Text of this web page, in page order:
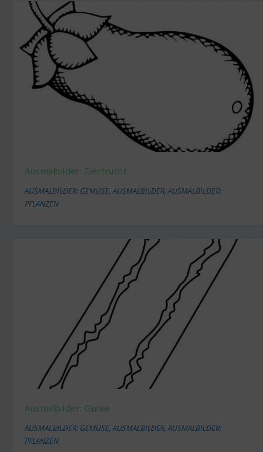
Ausmalbilder: Eierfrucht
AUSMALBILDER: GEMÜSE ,AUSMALBILDER ,AUSMALBILDER:
PFLANZEN
Ausmalbilder: Gurke
AUSMALBILDER: GEMÜSE,AUSMALBILDER,AUSMALBILDER:
PFLANZEN